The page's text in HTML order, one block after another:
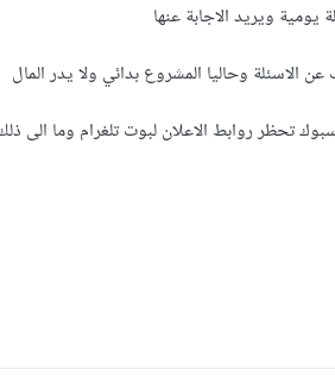
ويريد الاجابة عنها
وحاليا المشروع بدائي ولا يدر المال
تحظر روابط الاعلان لبوت تلغرام وما الى